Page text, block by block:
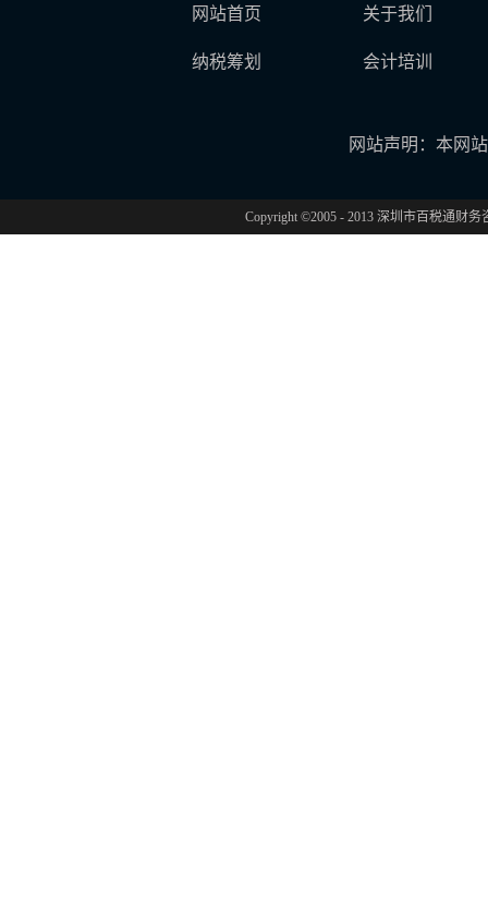
网站首页 关于我们
纳税筹划 会计培训
网站声明：本网
Copyright ©2005 - 2013 深圳市百税通财务